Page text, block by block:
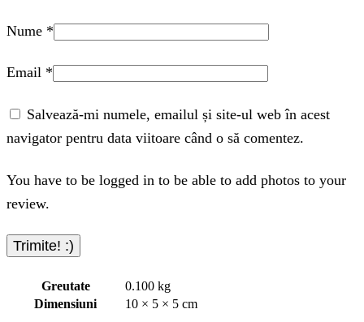
Nume *
Email *
Salvează-mi numele, emailul și site-ul web în acest
navigator pentru data viitoare când o să comentez.
You have to be logged in to be able to add photos to your
review.
Greutate
0.100 kg
Dimensiuni
10 × 5 × 5 cm